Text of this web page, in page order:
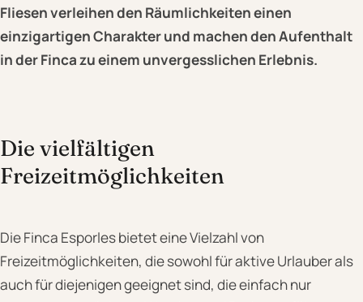
Fliesen verleihen den Räumlichkeiten einen
einzigartigen Charakter und machen den Aufenthalt
in der Finca zu einem unvergesslichen Erlebnis.
Die vielfältigen
Freizeitmöglichkeiten
Die Finca Esporles bietet eine Vielzahl von
Freizeitmöglichkeiten, die sowohl für aktive Urlauber als
auch für diejenigen geeignet sind, die einfach nur